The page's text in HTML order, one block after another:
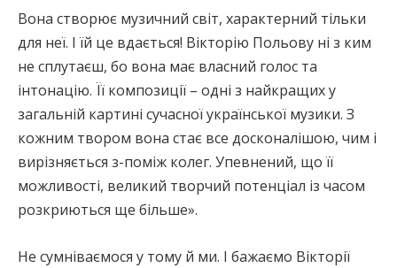
Вона створює музичний світ, характерний тільки
для неї. І їй це вдається! Вікторію Польову ні з ким
не сплутаєш, бо вона має власний голос та
інтонацію. Її композиції – одні з найкращих у
загальній картині сучасної української музики. З
кожним твором вона стає все досконалішою, чим і
вирізняється з-поміж колег. Упевнений, що її
можливості, великий творчий потенціал із часом
розкриються ще більше».
Не сумніваємося у тому й ми. І бажаємо Вікторії